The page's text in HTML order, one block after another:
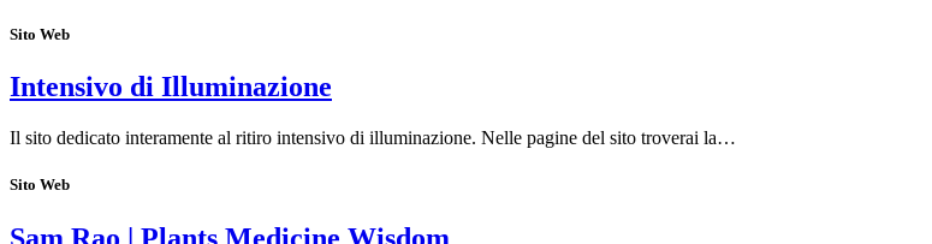
Sito Web
Intensivo di Illuminazione
Il sito dedicato interamente al ritiro intensivo di illuminazione. Nelle pagine del sito troverai la…
Sito Web
Sam Rao | Plants Medicine Wisdom